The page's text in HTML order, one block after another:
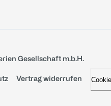
Gesellschaft m.b.H.
Vertrag widerrufen